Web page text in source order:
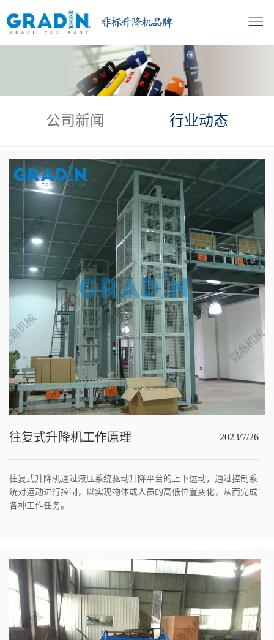
公司新闻 行业动态
往复式升降机工作原理 2023/7/26
往复式升降机通过液压系统驱动升降平台的上下运动，通过控制系
统对运动进行控制，以实现物体或人员的高低位置变化，从而完成
各种工作任务。